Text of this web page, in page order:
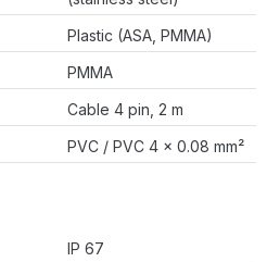
Plastic (ASA, PMMA)
PMMA
Cable 4 pin, 2 m
PVC / PVC 4 x 0.08 mm²
IP 67